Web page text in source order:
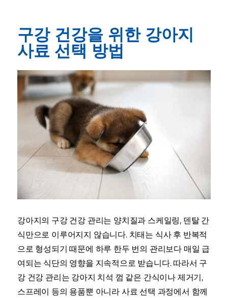
구강 건강을 위한 강아지
사료 선택 방법
강아지의 구강 건강 관리는 양치질과 스케일링, 덴탈 간
식만으로 이루어지지 않습니다. 치태는 식사 후 반복적
으로 형성되기 때문에 하루 한두 번의 관리보다 매일 급
여되는 식단의 영향을 지속적으로 받습니다. 따라서 구
강 건강 관리는 강아지 치석 껌 같은 간식이나 제거기,
스프레이 등의 용품뿐 아니라 사료 선택 과정에서 함께